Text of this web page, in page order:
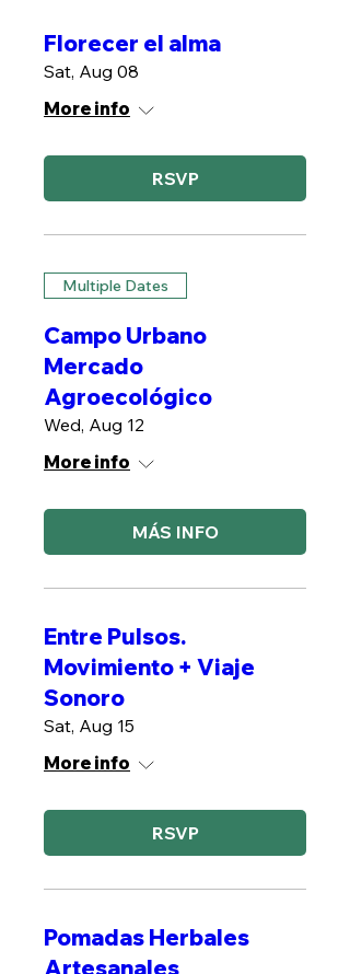
Florecer el alma
Sat, Aug 08
More info
RSVP
Multiple Dates
Campo Urbano
Mercado
Agroecológico
Wed, Aug 12
More info
MÁS INFO
Entre Pulsos.
Movimiento + Viaje
Sonoro
Sat, Aug 15
More info
RSVP
Pomadas Herbales
Artesanales